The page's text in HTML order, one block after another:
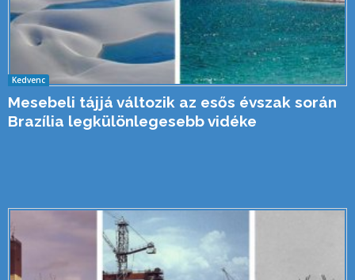
Kedvenc
Mesebeli tájjá változik az esős évszak során
Brazília legkülönlegesebb vidéke